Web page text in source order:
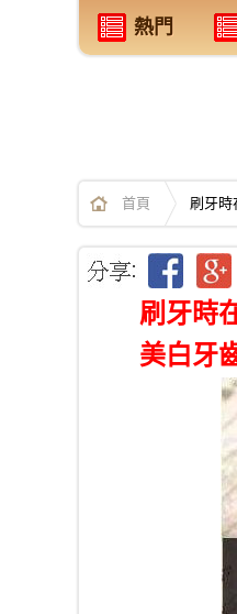
熱門
首頁 刷牙時
刷牙時
美白牙